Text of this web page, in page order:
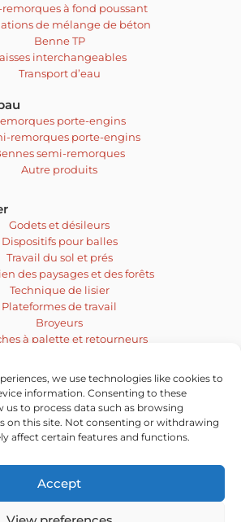
we use technologies like cookies to
information. Consenting to these
us to process data such as browsing
on this site. Not consenting or withdrawing
affect certain features and functions.
Accept
à fond poussant
de mélange de béton
Benne TP
interchangeables
Transport d’eau
porte-engins
remorques porte-engins
semi-remorques
Autre produits
Godets et désileurs
Dispositifs pour balles
Travail du sol et prés
des paysages et des forêts
Technique de lisier
Plateformes de travail
Broyeurs
à palette et retourneurs
Balayeuses
d’affouragement et d’ensilage